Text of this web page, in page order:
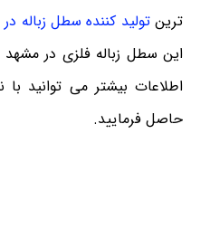
ترینتولید کننده سطل زباله در
این سطل زباله فلزی در
اطلاعات بیشتر می توانید
حاصل فرمایید.